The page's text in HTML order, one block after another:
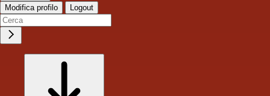
Modifica profilo Logout